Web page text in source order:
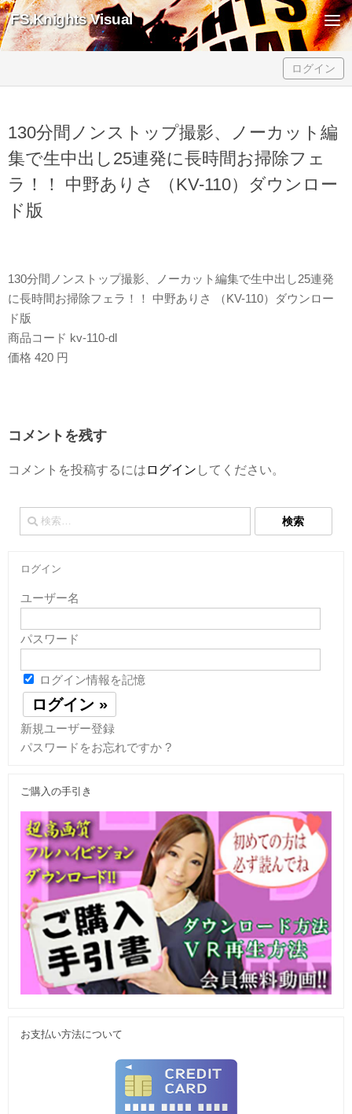
Skip to content
FS.Knights Visual
ログイン
130分間ノンストップ撮影、ノーカット編
集で生中出し25連発に長時間お掃除フェ
ラ！！ 中野ありさ （KV-110）ダウンロー
ド版
130分間ノンストップ撮影、ノーカット編集で生中出し25連発
に長時間お掃除フェラ！！ 中野ありさ （KV-110）ダウンロー
ド版
商品コード kv-110-dl
価格 420 円
コメントを残す
コメントを投稿するには ログイン してください。
検
索:
ログイン
ユーザー名
パスワード
ログイン情報を記憶
新規ユーザー登録
パスワードをお忘れですか ?
ご購入の手引き
お支払い方法について